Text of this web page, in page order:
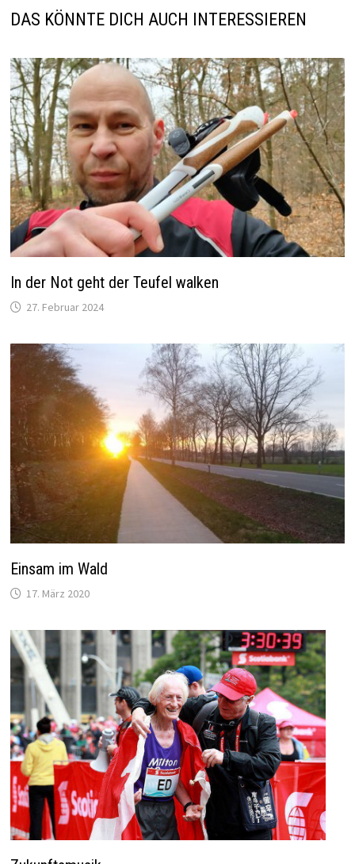
DAS KÖNNTE DICH AUCH INTERESSIEREN
In der Not geht der Teufel walken
27. Februar 2024
Einsam im Wald
17. März 2020